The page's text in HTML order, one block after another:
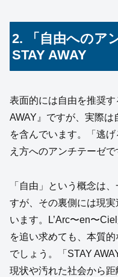
2. 「自由へのア
STAY AWAY
表面的には自由を推奨
AWAY』ですが、実際
を含んでいます。「逃
え方へのアンチテーゼで
「自由」という概念は
すが、その裏側には現
います。L’Arc〜en〜
を追い求めても、本質
でしょう。「STAY
現状や汚れた社会から